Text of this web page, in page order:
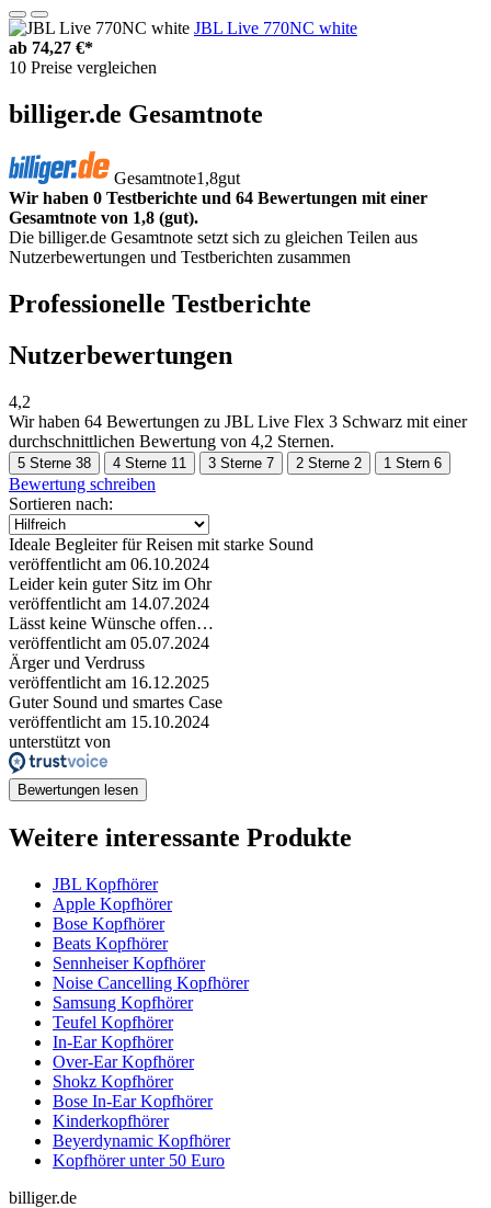
JBL Live 770NC white
ab 74,27 €*
10 Preise vergleichen
billiger.de Gesamtnote
Gesamtnote1,8gut
Wir haben 0 Testberichte und 64 Bewertungen mit einer
Gesamtnote von 1,8 (gut).
Die billiger.de Gesamtnote setzt sich zu gleichen Teilen aus
Nutzerbewertungen und Testberichten zusammen
Professionelle Testberichte
Nutzerbewertungen
4,2
Wir haben 64 Bewertungen zu JBL Live Flex 3 Schwarz mit einer
durchschnittlichen Bewertung von 4,2 Sternen.
5 Sterne 38 4 Sterne 11 3 Sterne 7 2 Sterne 2 1 Stern 6
Bewertung schreiben
Sortieren nach:
Ideale Begleiter für Reisen mit starke Sound
veröffentlicht am 06.10.2024
Leider kein guter Sitz im Ohr
veröffentlicht am 14.07.2024
Lässt keine Wünsche offen…
veröffentlicht am 05.07.2024
Ärger und Verdruss
veröffentlicht am 16.12.2025
Guter Sound und smartes Case
veröffentlicht am 15.10.2024
unterstützt von
Bewertungen lesen
Weitere interessante Produkte
JBL Kopfhörer
Apple Kopfhörer
Bose Kopfhörer
Beats Kopfhörer
Sennheiser Kopfhörer
Noise Cancelling Kopfhörer
Samsung Kopfhörer
Teufel Kopfhörer
In-Ear Kopfhörer
Over-Ear Kopfhörer
Shokz Kopfhörer
Bose In-Ear Kopfhörer
Kinderkopfhörer
Beyerdynamic Kopfhörer
Kopfhörer unter 50 Euro
billiger.de